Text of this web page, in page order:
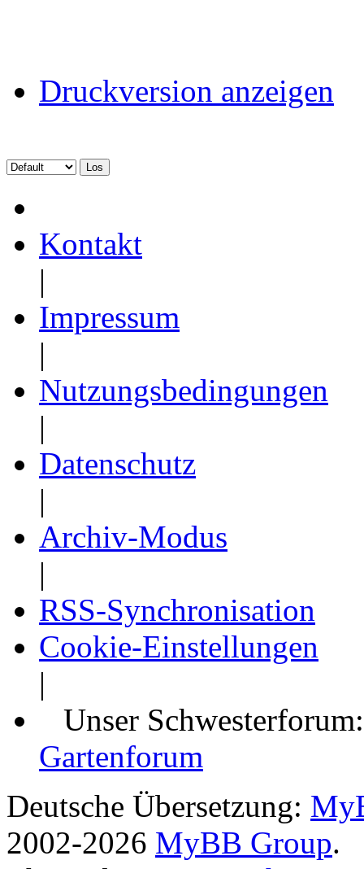
Druckversion anzeigen
Kontakt
|
Impressum
|
Nutzungsbedingungen
|
Datenschutz
|
Archiv-Modus
|
RSS-Synchronisation
Cookie-Einstellungen
|
Unser
Gartenforum
Deutsche Übersetzung:
2002-2026 MyBB Group.